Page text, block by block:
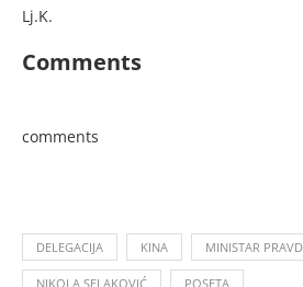
Lj.K.
Comments
comments
DELEGACIJA KINA MINISTAR
NIKOLA SELAKOVIĆ POSETA